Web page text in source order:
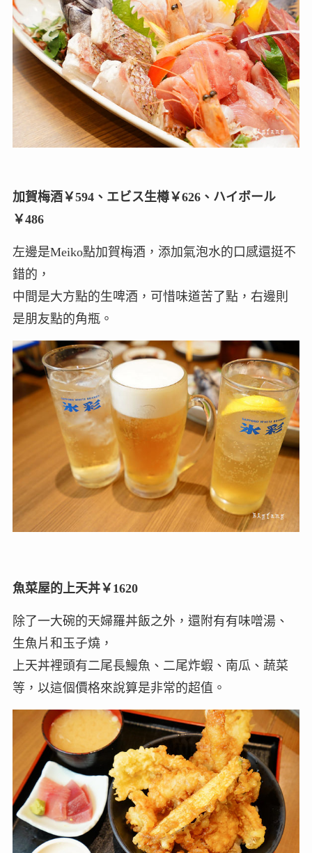
加賀梅酒￥594、エビス生樽￥626、ハイボール
￥486
左邊是Meiko點加賀梅酒，添加氣泡水的口感還挺不
錯的，
中間是大方點的生啤酒，可惜味道苦了點，右邊則
是朋友點的角瓶。
魚菜屋的上天丼￥1620
除了一大碗的天婦羅丼飯之外，還附有有味噌湯、
生魚片和玉子燒，
上天丼裡頭有二尾長鰻魚、二尾炸蝦、南瓜、蔬菜
等，以這個價格來說算是非常的超值。